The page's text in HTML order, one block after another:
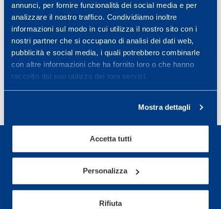
annunci, per fornire funzionalità dei social media e per
analizzare il nostro traffico. Condividiamo inoltre
informazioni sul modo in cui utilizza il nostro sito con i
nostri partner che si occupano di analisi dei dati web,
pubblicità e social media, i quali potrebbero combinarle
con altre informazioni che ha fornito loro o che hanno
raccolto dal suo utilizzo dei loro servizi.
Mostra dettagli
Accetta tutti
Personalizza
Rifiuta
11 Aprile 2025 / basketball
RIPETIBILITA’ INTER-UNITA’ DEI
SENSORI FIRSTBEAT SPORT NELLA
PALLACANESTRO
Sport Service Mapei S.r.l. - Via Busto Fagnano 38,